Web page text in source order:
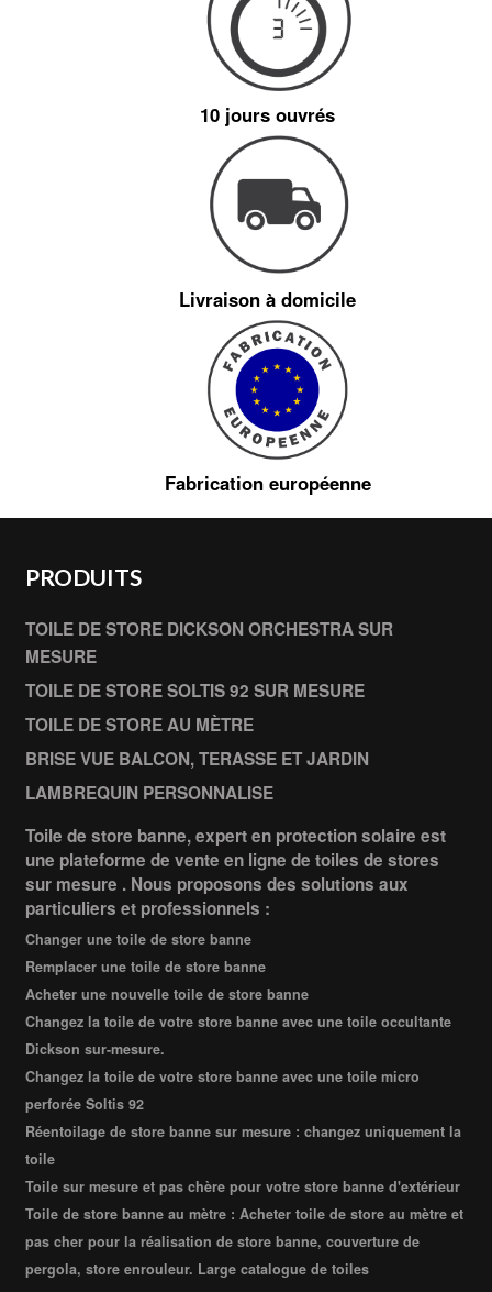
10 jours ouvrés
Livraison à domicile
Fabrication européenne
PRODUITS
TOILE DE STORE DICKSON ORCHESTRA SUR
MESURE
TOILE DE STORE SOLTIS 92 SUR MESURE
TOILE DE STORE AU MÈTRE
BRISE VUE BALCON, TERASSE ET JARDIN
LAMBREQUIN PERSONNALISE
Toile de store banne, expert en protection solaire est
une plateforme de vente en ligne de toiles de stores
sur mesure . Nous proposons des solutions aux
particuliers et professionnels :
Changer une toile de store banne
Remplacer une toile de store banne
Acheter une nouvelle toile de store banne
Changez la toile de votre store banne avec une toile occultante
Dickson sur-mesure.
Changez la toile de votre store banne avec une toile micro
perforée Soltis 92
Réentoilage de store banne sur mesure : changez uniquement la
toile
Toile sur mesure et pas chère pour votre store banne d'extérieur
Toile de store banne au mètre : Acheter toile de store au mètre et
pas cher pour la réalisation de store banne, couverture de
pergola, store enrouleur. Large catalogue de toiles